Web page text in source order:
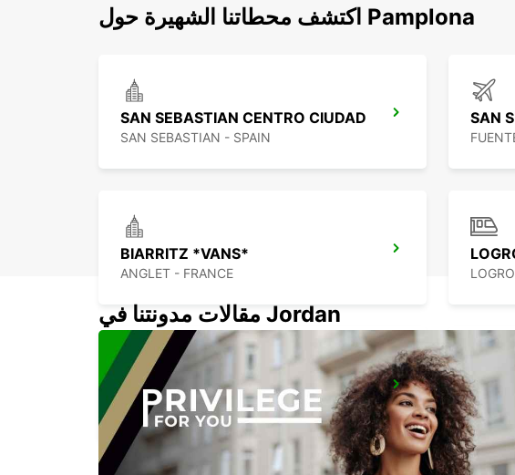
اكتشف محطاتنا الشهيرة حول Pamplona
SAN SEBASTIAN CENTRO CIUDAD
SAN SEBASTIAN - SPAIN
SAN
BIARRITZ *VANS*
ANGLET - FRANCE
PAU MAULEON RELAIS
MAULEON - FRANCE
مقالات مدونتنا في Jordan